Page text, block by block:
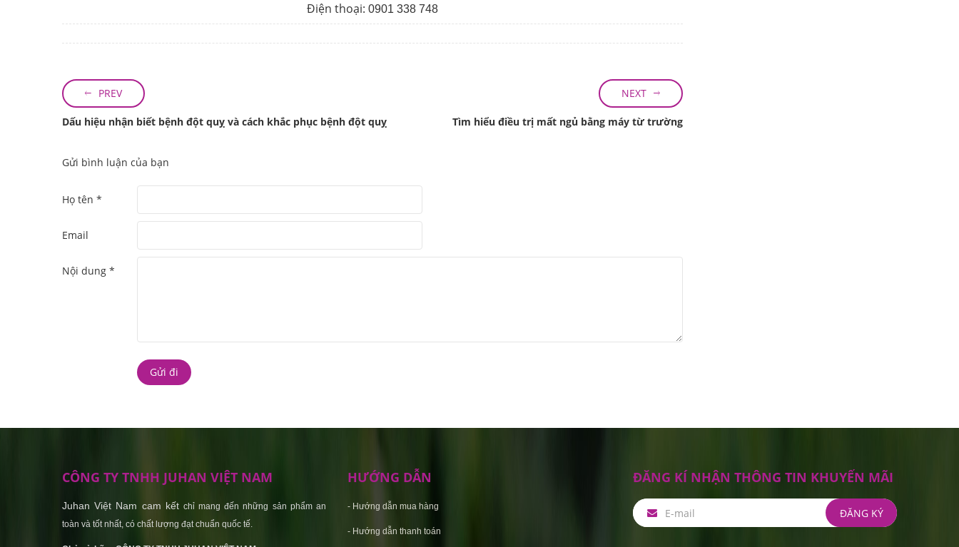
Điện thoại: 0901 338 748
PREV
Dấu hiệu nhận biết bệnh đột quỵ và cách khắc phục bệnh đột quỵ
NEXT
Tìm hiểu điều trị mất ngủ bằng máy từ trường
Gửi bình luận của bạn
Họ tên *
Email
Nội dung *
CÔNG TY TNHH JUHAN VIỆT NAM
Juhan Việt Nam cam kết chỉ mang đến những sản phẩm an
toàn và tốt nhất, có chất lượng đạt chuẩn quốc tế.
HƯỚNG DẪN
- Hướng dẫn mua hàng
- Hướng dẫn thanh toán
ĐĂNG KÍ NHẬN THÔNG TIN KHUYẾN MÃI